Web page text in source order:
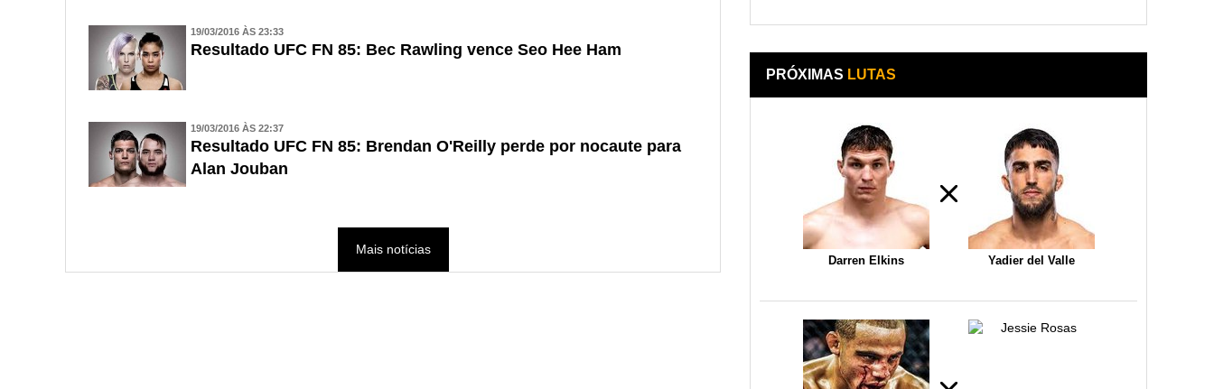
19/03/2016 ÀS 23:33
Resultado UFC FN 85: Bec Rawling vence Seo Hee Ham
19/03/2016 ÀS 22:37
Resultado UFC FN 85: Brendan O'Reilly perde por nocaute para
Alan Jouban
Mais notícias
PRÓXIMAS LUTAS
Darren Elkins Yadier del Valle